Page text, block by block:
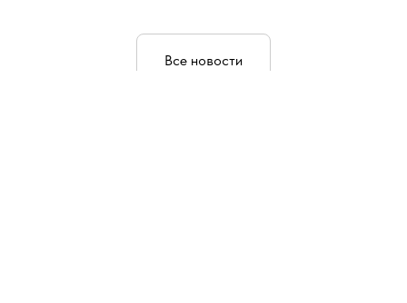
Все новости